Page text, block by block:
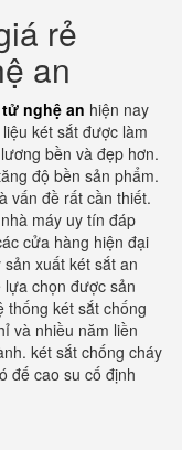
rẻ
an
nghệ an hiện nay
két sắt được làm
bền và đẹp hơn.
độ bền sản phẩm.
vấn đề rất cần thiết.
máy uy tín đáp
cửa hàng hiện đại
xuất két sắt an
chọn được sản
thống két sắt chống
và nhiều năm liền
két sắt chống cháy
đế cao su cố định